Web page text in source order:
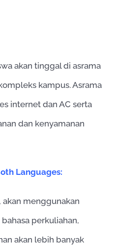
akan tinggal di asrama
kampus. Asrama
internet dan AC serta
dan kenyamanan
Languages:
akan menggunakan
perkuliahan,
akan lebih banyak